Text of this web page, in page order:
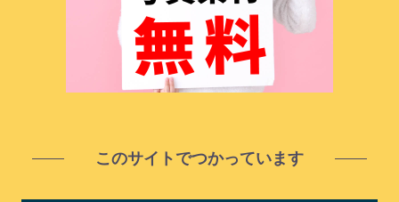
このサイトでつかっています